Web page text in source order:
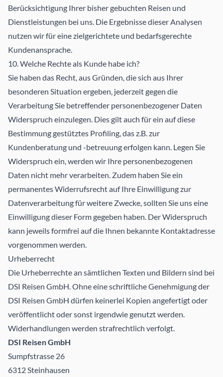
Berücksichtigung Ihrer bisher gebuchten Reisen und
Dienstleistungen bei uns. Die Ergebnisse dieser Analysen
nutzen wir für eine zielgerichtete und bedarfsgerechte
Kundenansprache.
10. Welche Rechte als Kunde habe ich?
Sie haben das Recht, aus Gründen, die sich aus Ihrer
besonderen Situation ergeben, jederzeit gegen die
Verarbeitung Sie betreffender personenbezogener Daten
Widerspruch einzulegen. Dies gilt auch für ein auf diese
Bestimmung gestütztes Profiling, das z.B. zur
Kundenberatung und -betreuung erfolgen kann. Legen Sie
Widerspruch ein, werden wir Ihre personenbezogenen
Daten nicht mehr verarbeiten. Zudem haben Sie ein
permanentes Widerrufsrecht auf Ihre Einwilligung zur
Datenverarbeitung für weitere Zwecke, sollten Sie uns eine
Einwilligung dieser Form gegeben haben. Der Widerspruch
kann jeweils formfrei auf die Ihnen bekannte Kontaktadresse
vorgenommen werden.
Urheberrecht
Die Urheberrechte an sämtlichen Texten und Bildern sind bei
DSI Reisen GmbH. Ohne eine schriftliche Genehmigung der
DSI Reisen GmbH dürfen keinerlei Kopien angefertigt oder
veröffentlicht oder sonst irgendwie genutzt werden.
Widerhandlungen werden strafrechtlich verfolgt.
DSI Reisen GmbH
Sumpfstrasse 26
6312 Steinhausen